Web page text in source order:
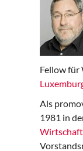
Fellow für
Als
1981 in